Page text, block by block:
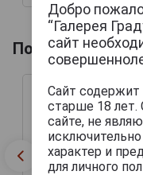
Похожие товары
Добро
“Галерея
сайт
Сайт
старше 18
сайте, не
характер и
для личного